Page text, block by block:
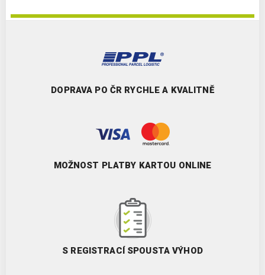
DOPRAVA PO ČR RYCHLE A KVALITNĚ
MOŽNOST PLATBY KARTOU ONLINE
S REGISTRACÍ SPOUSTA VÝHOD